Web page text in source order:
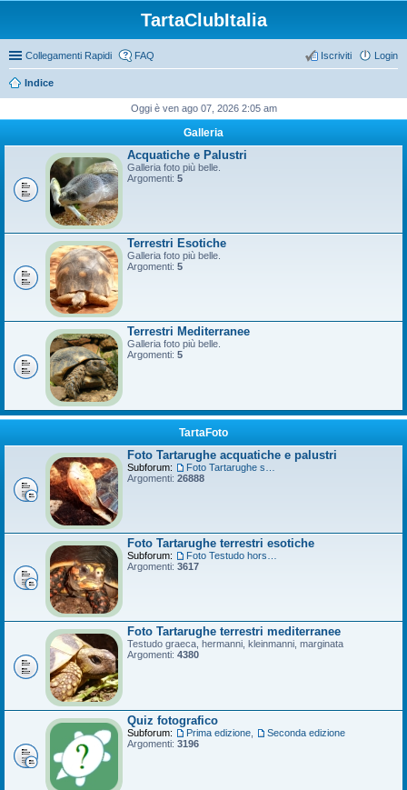
TartaClubItalia
Collegamenti Rapidi FAQ Login
Iscriviti
Indice
Oggi è ven ago 07, 2026 2:05 am
Galleria
Acquatiche e Palustri
Galleria foto più belle.
Argomenti: 5
Terrestri Esotiche
Galleria foto più belle.
Argomenti: 5
Terrestri Mediterranee
Galleria foto più belle.
Argomenti: 5
TartaFoto
Foto Tartarughe acquatiche e palustri
Subforum:
Argomenti: 26888
Foto Tartarughe terrestri esotiche
Subforum:
Argomenti: 3617
Foto Tartarughe terrestri mediterranee
Testudo graeca, hermanni, kleinmanni, marginata
Argomenti: 4380
Quiz fotografico
Subforum: Prima edizione
Seconda edizione
Argomenti: 3196